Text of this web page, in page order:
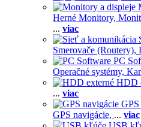
Herné Monitory,
... viac
Smerovače (Routery),
PC
Operačné systémy,
HDD
... viac
GPS navigácie, ... viac